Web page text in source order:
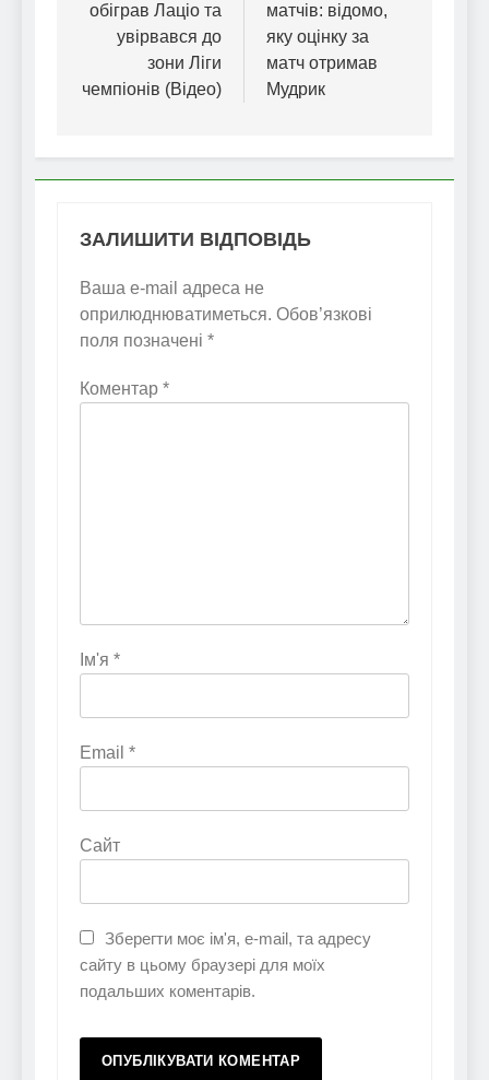
обіграв Лаціо та
увірвався до
зони Ліги
чемпіонів (Відео)
матчів: відомо,
яку оцінку за
матч отримав
Мудрик
ЗАЛИШИТИ ВІДПОВІДЬ
Ваша e-mail адреса не
оприлюднюватиметься. Обов’язкові
поля позначені *
Коментар *
Ім'я *
Email *
Сайт
Зберегти моє ім'я, e-mail, та адресу
сайту в цьому браузері для моїх
подальших коментарів.